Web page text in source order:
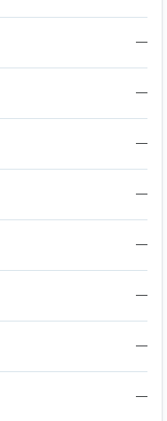
—
—
—
—
—
—
—
—